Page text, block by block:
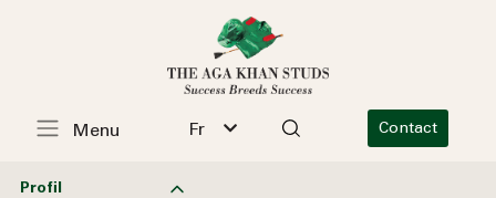
Fr Contact
Menu
Profil